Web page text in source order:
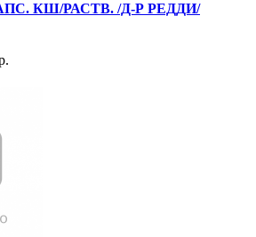
КШ/РАСТВ. /Д-Р РЕДДИ/